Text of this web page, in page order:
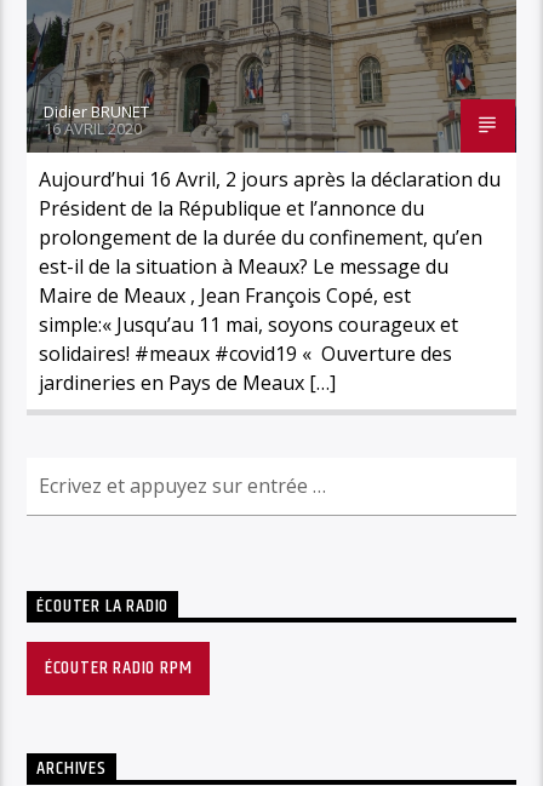
Didier BRUNET
16 AVRIL 2020
Aujourd’hui 16 Avril, 2 jours après la déclaration du
Président de la République et l’annonce du
prolongement de la durée du confinement, qu’en
est-il de la situation à Meaux? Le message du
Maire de Meaux , Jean François Copé, est
simple:« Jusqu’au 11 mai, soyons courageux et
solidaires! #meaux #covid19 « Ouverture des
jardineries en Pays de Meaux […]
ÉCOUTER LA RADIO
ÉCOUTER RADIO RPM
ARCHIVES